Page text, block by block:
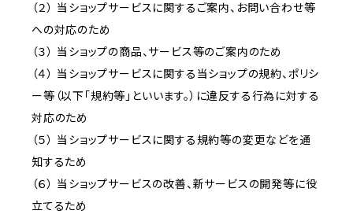
（２） 当ショップサービスに関するご案内、お問い合わせ等
への対応のため
（３） 当ショップの商品、サービス等のご案内のため
（４） 当ショップサービスに関する当ショップの規約、ポリシ
ー等（以下「規約等」といいます。）に違反する行為に対する
対応のため
（５） 当ショップサービスに関する規約等の変更などを通
知するため
（６） 当ショップサービスの改善、新サービスの開発等に役
立てるため